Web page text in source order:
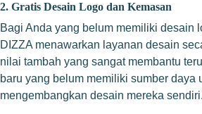
2. Gratis Desain Logo dan Kemasan
Bagi Anda yang belum memiliki desain
DIZZA menawarkan layanan desain
nilai tambah yang sangat membantu
baru yang belum memiliki sumber daya
mengembangkan desain mereka sendiri.